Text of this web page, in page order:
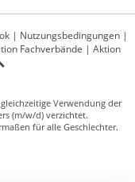
| Nutzungsbedingungen |
Fachverbände | Aktion
Verwendung der
(m/w/d) verzichtet.
für alle Geschlechter.